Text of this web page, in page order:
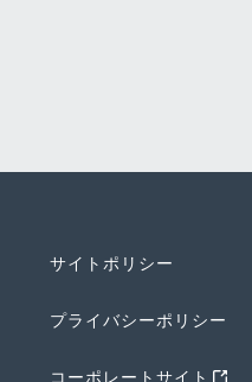
サイトポリシー
プライバシーポリシー
コーポレートサイト